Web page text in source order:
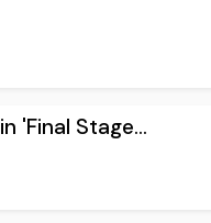
'Final Stage...